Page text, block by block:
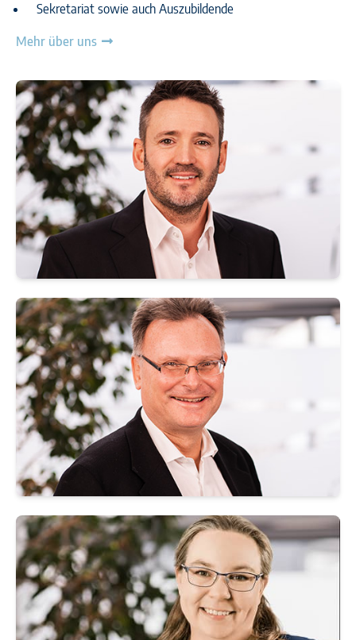
Sekretariat sowie auch Auszubildende
Mehr über uns